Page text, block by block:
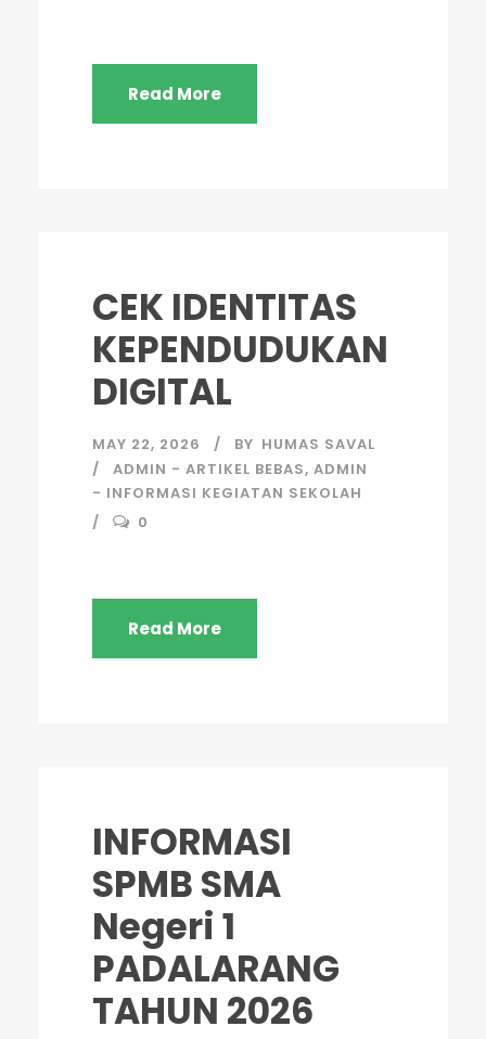
Read More
CEK IDENTITAS
KEPENDUDUKAN
DIGITAL
MAY 22, 2026 BY HUMAS SAVAL
ADMIN - ARTIKEL BEBAS, ADMIN
- INFORMASI KEGIATAN SEKOLAH
0
Read More
INFORMASI
SPMB SMA
Negeri 1
PADALARANG
TAHUN 2026